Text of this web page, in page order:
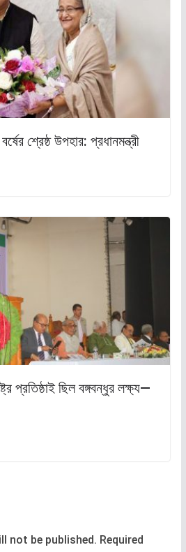
শ্রেষ্ঠ উপহার: প্রধানমন্ত্রী
প্রতিষ্ঠাই ছিল বঙ্গবন্ধুর লক্ষ্য—
not be published. Required